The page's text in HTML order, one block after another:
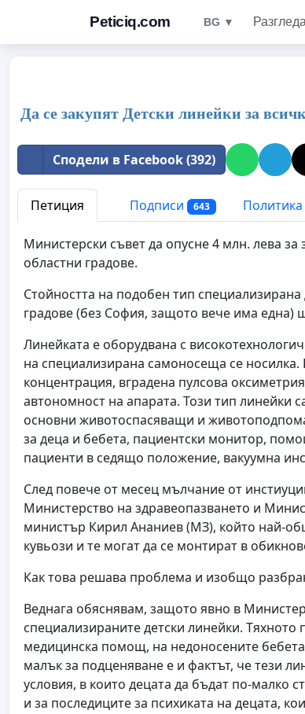
Peticiq.com BG ▼
Да се закупят Детски линейки за
Сподели в Facebook (392)
Петиция Подписи 643
Министерски съвет да опусне 4 млн. лева
областни градове.
Стойността на подобен тип
градове (без София, защото вече има една)
Линейката е оборудвана с
на специализирана самоносеща се
концентрация, вградена пулсова
автономност на апарата. Този тип линейки
основни животоспасяващи и
за деца и бебета, пациентски монитор,
пациенти в седящо положение, вакуумна
След повече от месец мълчание от
Министерство на здравеопазването и
министър Кирил Ананиев (МЗ), който най-
кувьози и те могат да се монтират в
Как това решава проблема и изобщо
Веднага обяснявам, защото явно в
специализираните детски линейки.
медицинска помощ, на недоносените
малък за подценяване е и фактът, че тези
условия, в които децата да бъдат по-малко
и за последиците за психиката на децата,